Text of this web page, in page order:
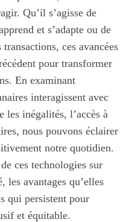
Qu’il s’agisse de
et s’adapte ou de
ces avancées
pour transformer
En examinant
interagissent avec
les inégalités, l’accès à
nous pouvons éclairer
notre quotidien.
ces technologies sur
les avantages qu’elles
qui persistent pour
et équitable.